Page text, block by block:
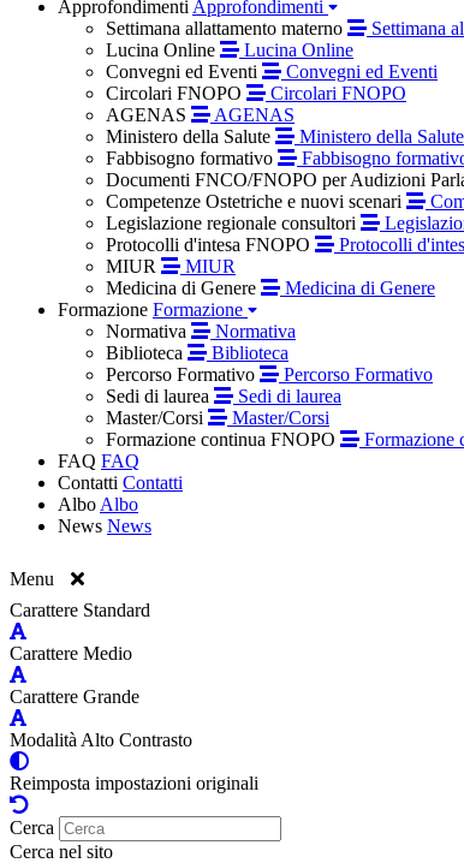
Approfondimenti Approfondimenti
Settimana allattamento materno
Settimana
Lucina Online
Lucina Online
Convegni ed Eventi
Convegni ed Eventi
Circolari FNOPO
Circolari FNOPO
AGENAS
AGENAS
Ministero della Salute
Ministero della Salute
Fabbisogno formativo
Fabbisogno
Documenti FNCO/FNOPO per Audizioni
Competenze Ostetriche e nuovi scenari
Legislazione regionale consultori
Protocolli d'intesa FNOPO
Protocolli
MIUR
MIUR
Medicina di Genere
Medicina di Genere
Formazione Formazione
Normativa
Normativa
Biblioteca
Biblioteca
Percorso Formativo
Percorso Formativo
Sedi di laurea
Sedi di laurea
Master/Corsi
Master/Corsi
Formazione continua FNOPO
Formazione
FAQ FAQ
Contatti Contatti
Albo Albo
News News
Menu
Carattere Standard
Carattere Medio
Carattere Grande
Modalità Alto Contrasto
Reimposta impostazioni originali
Cerca
Cerca nel sito